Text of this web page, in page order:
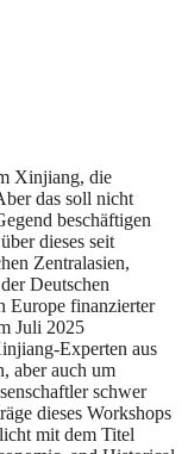
Xinjiang, die
das soll nicht
beschäftigen
dieses seit
Zentralasien,
Deutschen
Europe finanzierter
Juli 2025
Experten aus
aber auch um
schwer
dieses Workshops
mit dem Titel